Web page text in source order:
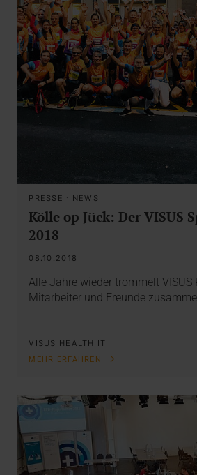
PRESSE · NEWS
Kölle op Jück: Der VISUS
2018
08.10.2018
Alle Jahre wieder trommelt VISUS
Mitarbeiter und Freunde
VISUS HEALTH IT
MEHR ERFAHREN